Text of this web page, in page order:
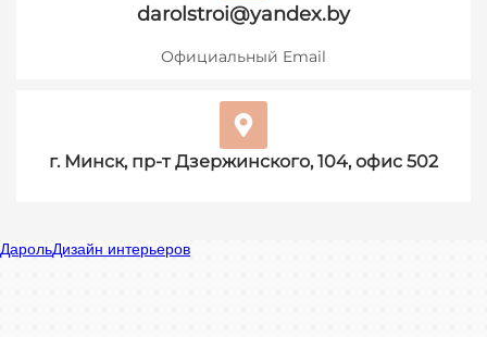
darolstroi@yandex.by
Официальный Email
г. Минск, пр-т Дзержинского, 104, офис 502
Дароль в Минске